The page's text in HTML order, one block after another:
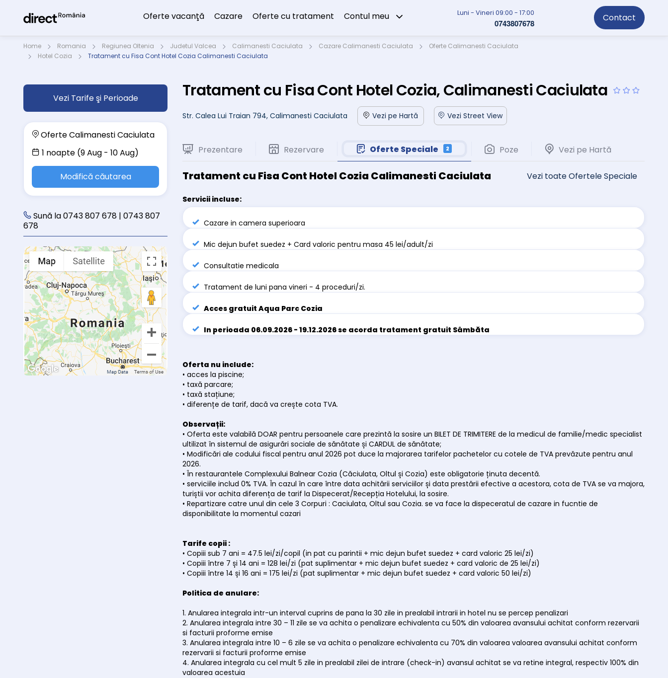
Oferte vacanţă Cazare Oferte cu tratament Contul meu Luni - Vineri 09:00 - 17:00
0743807678 Contact
Home Romania Regiunea Oltenia Judetul Valcea Calimanesti Caciulata Cazare Calimanesti Caciulata
Oferte Calimanesti Caciulata
Hotel Cozia
Tratament cu Fisa Cont Hotel Cozia Calimanesti Caciulata
Vezi Tarife şi Perioade
Oferte Calimanesti Caciulata
1 noapte (9 Aug - 10 Aug)
Modifică căutarea
Sună la 0743 807 678 | 0743 807
678
Tratament cu Fisa Cont Hotel Cozia, Calimanesti Caciulata
Str. Calea Lui Traian 794, Calimanesti Caciulata Vezi pe Hartă Vezi Street View
Prezentare Rezervare Oferte Speciale 2 Poze Vezi pe Hartă
Vezi toate Ofertele Speciale
Tratament cu Fisa Cont Hotel Cozia Calimanesti Caciulata
Servicii incluse:
Cazare in camera superioara
Mic dejun bufet suedez + Card valoric pentru masa 45 lei/adult/zi
Consultatie medicala
Tratament de luni pana vineri - 4 proceduri/zi.
Acces gratuit Aqua Parc Cozia
In perioada 06.09.2026 - 19.12.2026 se acorda tratament gratuit Sâmbăta
Oferta nu include:
• acces la piscine;
• taxă parcare;
• taxă stațiune;
• diferențe de tarif, dacă va crește cota TVA.
Observații:
• Oferta este valabilă DOAR pentru persoanele care prezintă la sosire un BILET DE TRIMITERE de la medicul de familie/medic specialist
ultilizat în sistemul de asigurări sociale de sănătate și CARDUL de sănătate;
• Modificări ale codului fiscal pentru anul 2026 pot duce la majorarea tarifelor pachetelor cu cotele de TVA prevăzute pentru anul
2026.
• În restaurantele Complexului Balnear Cozia (Căciulata, Oltul și Cozia) este obligatorie ținuta decentă.
• serviciile includ 0% TVA. În cazul în care între data achitării serviciilor și data prestării efective a acestora, cota de TVA se va majora,
turiștii vor achita diferența de tarif la Dispecerat/Recepția Hotelului, la sosire.
• Repartizare catre unul din cele 3 Corpuri : Caciulata, Oltul sau Cozia. se va face la dispeceratul de cazare in fucntie de
disponibilitate la momentul cazari
Tarife copii :
• Copiii sub 7 ani = 47.5 lei/zi/copil (in pat cu parintii + mic dejun bufet suedez + card valoric 25 lei/zi)
• Copiii între 7 și 14 ani = 128 lei/zi (pat suplimentar + mic dejun bufet suedez + card valoric de 25 lei/zi)
• Copiii între 14 și 16 ani = 175 lei/zi (pat suplimentar + mic dejun bufet suedez + card valoric 50 lei/zi)
Politica de anulare:
1. Anularea integrala intr-un interval cuprins de pana la 30 zile in prealabil intrarii in hotel nu se percep penalizari
2. Anularea integrala intre 30 – 11 zile se va achita o penalizare echivalenta cu 50% din valoarea avansului achitat conform rezervarii
si facturii proforme emise
3. Anularea integrala intre 10 – 6 zile se va achita o penalizare echivalenta cu 70% din valoarea valoarea avansului achitat conform
rezervarii si facturii proforme emise
4. Anularea integrala cu cel mult 5 zile in prealabil zilei de intrare (check-in) avansul achitat se va retine integral, respectiv 100% din
valoarea acestuia